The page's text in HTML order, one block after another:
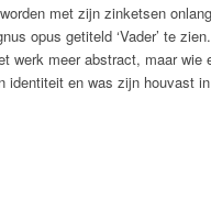
met zijn zinketsen
opus getiteld ‘Vader’ te
meer abstract, maar
en was zijn houvast